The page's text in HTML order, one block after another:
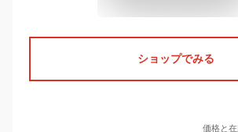
ショップでみる
価格と